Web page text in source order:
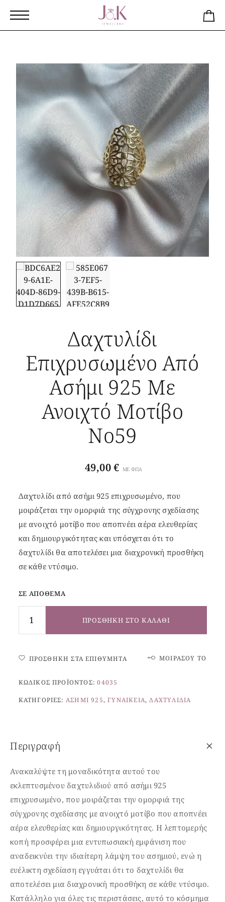
Δαχτυλίδι
Επιχρυσωμένο Από
Ασήμι 925 Με
Ανοιχτό Μοτίβο
Νο59
49,00€ ΜΕ ΦΠΑ
Δαχτυλίδι από ασήμι 925 επιχρυσωμένο, που
μοιράζεται την ομορφιά της σύγχρονης σχεδίασης
με ανοιχτό μοτίβο που αποπνέει αέρα ελευθερίας
και δημιουργικότητας και υπόσχεται ότι το
δαχτυλίδι θα αποτελέσει μια διαχρονική προσθήκη
σε κάθε ντύσιμο.
ΣΕ ΑΠΌΘΕΜΑ
ΠΡΟΣΘΉΚΗ ΣΤΟ ΚΑΛΆΘΙ
ΠΡΟΣΘΉΚΗ ΣΤΑ ΕΠΙΘΥΜΗΤΆ ΜΟΙΡΆΣΟΥ ΤΟ
ΚΩΔΙΚΌΣ ΠΡΟΪΌΝΤΟΣ:04035
ΚΑΤΗΓΟΡΊΕΣ: ΑΣΉΜΙ 925,ΓΥΝΑΙΚΕΊΑ,ΔΑΧΤΥΛΊΔΙΑ
Περιγραφή
Ανακαλύψτε τη μοναδικότητα αυτού του
εκλεπτυσμένου δαχτυλιδιού από ασήμι 925
επιχρυσωμένο, που μοιράζεται την ομορφιά της
σύγχρονης σχεδίασης με ανοιχτό μοτίβο που αποπνέει
αέρα ελευθερίας και δημιουργικότητας. Η λεπτομερής
κοπή προσφέρει μια εντυπωσιακή εμφάνιση που
αναδεικνύει την ιδιαίτερη λάμψη του ασημιού, ενώ η
ευέλικτη σχεδίαση εγγυάται ότι το δαχτυλίδι θα
αποτελέσει μια διαχρονική προσθήκη σε κάθε ντύσιμο.
Κατάλληλο για όλες τις περιστάσεις, αυτό το κόσμημα